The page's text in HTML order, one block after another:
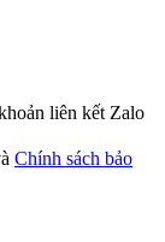
liên kết Zalo
Chính sách bảo